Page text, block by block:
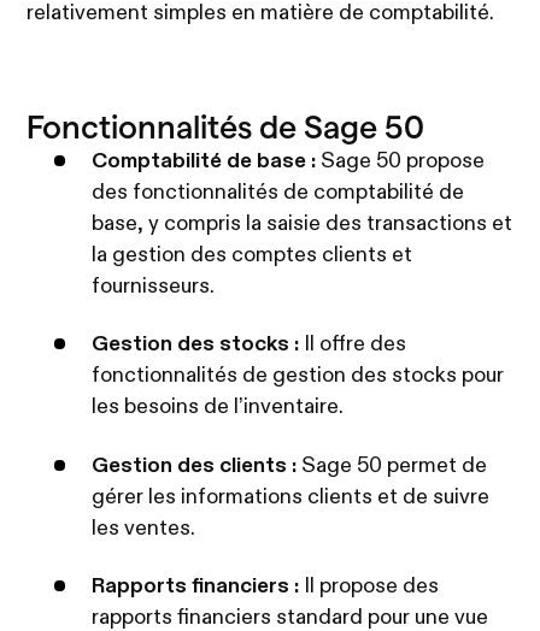
relativement simples en matière de comptabilité.
Fonctionnalités de Sage 50
Comptabilité de base : Sage 50 propose
des fonctionnalités de comptabilité de
base, y compris la saisie des transactions et
la gestion des comptes clients et
fournisseurs.
Gestion des stocks : Il offre des
fonctionnalités de gestion des stocks pour
les besoins de l’inventaire.
Gestion des clients : Sage 50 permet de
gérer les informations clients et de suivre
les ventes.
Rapports financiers : Il propose des
rapports financiers standard pour une vue